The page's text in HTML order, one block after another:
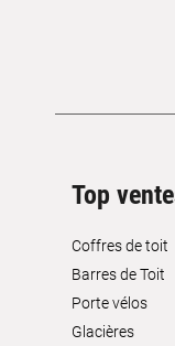
Top
Coffres de toit
Barres de Toit
Porte vélos
Glacières